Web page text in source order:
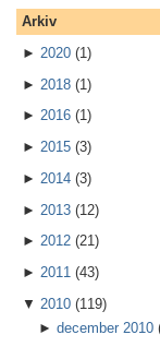
Arkiv
► 2020 (1)
► 2018 (1)
► 2016 (1)
► 2015 (3)
► 2014 (3)
► 2013 (12)
► 2012 (21)
► 2011 (43)
▼ 2010 (119)
►december 2010